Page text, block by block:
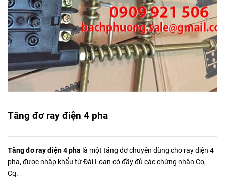
Tăng đơ ray điện 4 pha
Tăng đơ ray điện 4 pha là một tăng đơ chuyên dùng cho ray điện 4
pha, được nhập khẩu từ Đài Loan có đầy đủ các chứng nhận Co,
Cq.